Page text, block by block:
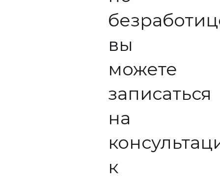
вы
можете
записаться
на
к